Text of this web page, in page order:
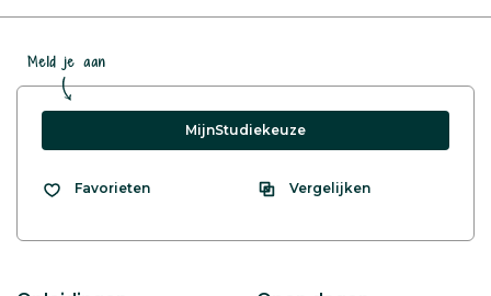
Meld je aan
MijnStudiekeuze
Favorieten Vergelijken